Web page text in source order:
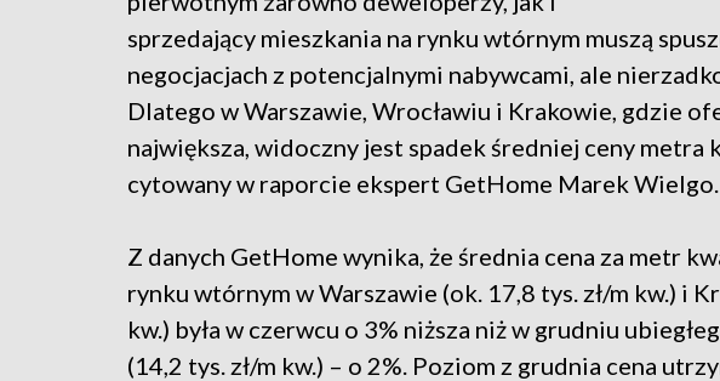
sprzedający mieszkania na rynku wtórnym muszą
negocjacjach z potencjalnymi nabywcami, ale
Dlatego w Warszawie, Wrocławiu i Krakowie, gdzie
największa, widoczny jest spadek średniej ceny metra
cytowany w raporcie ekspert GetHome Marek Wielgo.
Z danych GetHome wynika, że średnia cena za metr
rynku wtórnym w Warszawie (ok. 17,8 tys. zł/m kw.) i
kw.) była w czerwcu o 3% niższa niż w grudniu
(14,2 tys. zł/m kw.) – o 2%. Poziom z grudnia cena